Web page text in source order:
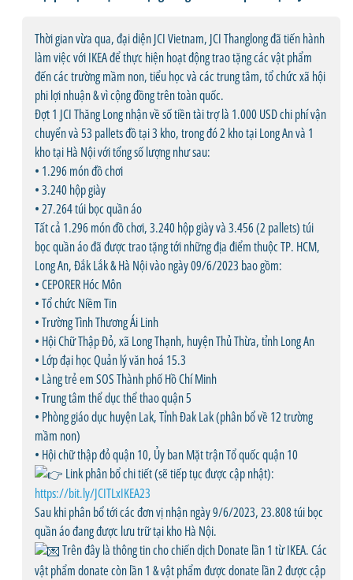
Thời gian vừa qua, đại diện JCI Vietnam, JCI Thanglong đã tiến hành
làm việc với IKEA để thực hiện hoạt động trao tặng các vật phẩm
đến các trường mầm non, tiểu học và các trung tâm, tổ chức xã hội
phi lợi nhuận & vì cộng đồng trên toàn quốc.
Đợt 1 JCI Thăng Long nhận về số tiền tài trợ là 1.000 USD chi phí vận
chuyển và 53 pallets đồ tại 3 kho, trong đó 2 kho tại Long An và 1
kho tại Hà Nội với tổng số lượng như sau:
• 1.296 món đồ chơi
• 3.240 hộp giày
• 27.264 túi bọc quần áo
Tất cả 1.296 món đồ chơi, 3.240 hộp giày và 3.456 (2 pallets) túi
bọc quần áo đã được trao tặng tới những địa điểm thuộc TP. HCM,
Long An, Đắk Lắk & Hà Nội vào ngày 09/6/2023 bao gồm:
• CEPORER Hóc Môn
• Tổ chức Niềm Tin
• Trường Tình Thương Ái Linh
• Hội Chữ Thập Đỏ, xã Long Thạnh, huyện Thủ Thừa, tỉnh Long An
• Lớp đại học Quản lý văn hoá 15.3
• Làng trẻ em SOS Thành phố Hồ Chí Minh
• Trung tâm thể dục thể thao quận 5
• Phòng giáo dục huyện Lak, Tỉnh Đak Lak (phân bổ về 12 trường
mầm non)
• Hội chữ thập đỏ quận 10, Ủy ban Mặt trận Tổ quốc quận 10
Link phân bổ chi tiết (sẽ tiếp tục được cập nhật):
https://bit.ly/JCITLxIKEA23
Sau khi phân bổ tới các đơn vị nhận ngày 9/6/2023, 23.808 túi bọc
quần áo đang được lưu trữ tại kho Hà Nội.
Trên đây là thông tin cho chiến dịch Donate lần 1 từ IKEA. Các
vật phẩm donate còn lần 1 & vật phẩm được donate lần 2 được cập